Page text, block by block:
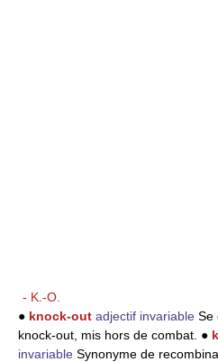
- K.-O.
● knock-out adjectif invariable Se
knock-out, mis hors de combat. ●
invariable Synonyme de